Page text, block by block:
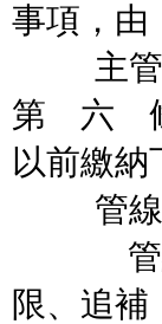
事項，由
主管機
第 六
以前繳納
管線監
管線監
限、追補